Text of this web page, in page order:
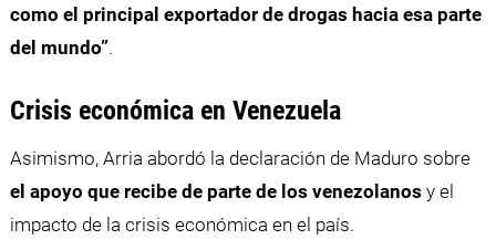
como el principal exportador de drogas hacia esa parte
del mundo”.
Crisis económica en Venezuela
Asimismo, Arria abordó la declaración de Maduro sobre
el apoyo que recibe de parte de los venezolanos y el
impacto de la crisis económica en el país.